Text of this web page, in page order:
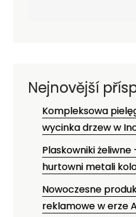
Nejnovější
Kompleksowa
wycinka drzew w
Plaskowniki
hurtowni metali
Nowoczesne
reklamowe w erze